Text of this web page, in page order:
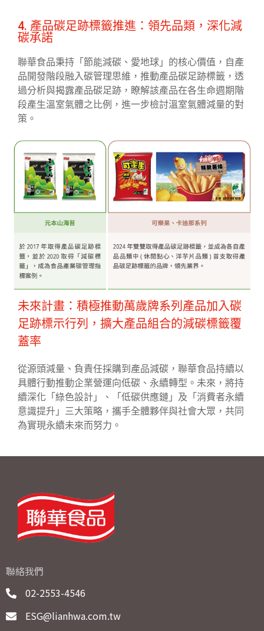
4. 產品碳足跡標籤推進：領先品類，深化減
碳承諾
聯華食品秉持「節能減碳、愛地球」的核心價值，自產
品開發階段融入碳管理思維，推動產品碳足跡標籤，透
過分析與揭露產品碳足跡，瞭解該產品在各生命週期階
段產生溫室氣體之比例，進一步檢討溫室氣體減量的對
策。
未來計畫：積極推動萬歲牌系列產品加入碳
足跡標示行列，擴大產品組合的減碳標籤覆
蓋率
從源頭減量、負責任採購到產品減碳，聯華食品持續以
具體行動推動企業營運向低碳、永續轉型。未來，將持
續深化「綠色設計」、「低碳供應鏈」及「消費者永續
意識提升」三大策略，攜手全體夥伴與社會大眾，共同
為實現永續未來而努力。
聯絡我們
02-2553-4546
ESG@lianhwa.com.tw